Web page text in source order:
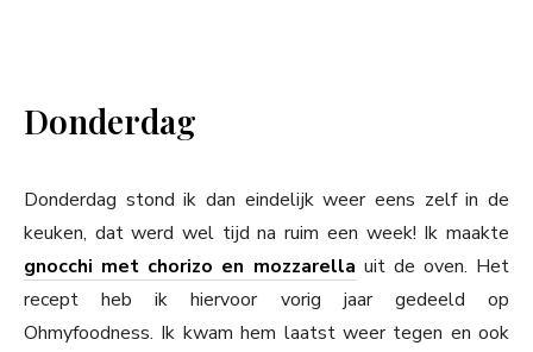
Donderdag
Donderdag stond ik dan eindelijk weer eens zelf in de
keuken, dat werd wel tijd na ruim een week! Ik maakte
gnocchi met chorizo en mozzarella uit de oven. Het
recept heb ik hiervoor vorig jaar gedeeld op
Ohmyfoodness. Ik kwam hem laatst weer tegen en ook